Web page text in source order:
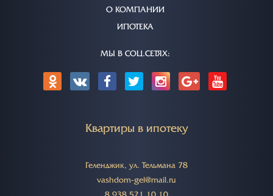
О КОМПАНИИ
ИПОТЕКА
МЫ В СОЦ.СЕТЯХ:
Квартиры в ипотеку
Геленджик, ул. Тельмана 78
vashdom-gel@mail.ru